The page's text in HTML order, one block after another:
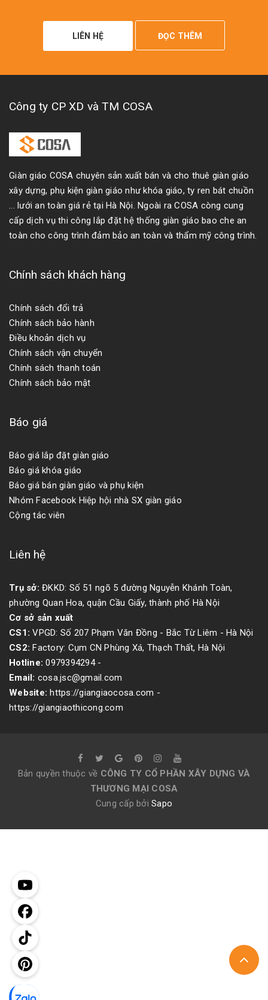
LIÊN HỆ ĐỌC THÊM
Công ty CP XD và TM COSA
Giàn giáo COSA chuyên sản xuất bán và cho thuê giàn giáo
xây dựng, phụ kiện giàn giáo như khóa giáo, ty ren bát chuồn
... lưới an toàn giá rẻ tại Hà Nội. Ngoài ra COSA còng cung
cấp dịch vụ thi công lắp đặt hệ thống giàn giáo bao che an
toàn cho công trình đảm bảo an toàn và thẩm mỹ công trình.
Chính sách khách hàng
Chính sách đổi trả
Chính sách bảo hành
Điều khoản dịch vụ
Chính sách vận chuyển
Chính sách thanh toán
Chính sách bảo mật
Báo giá
Báo giá lắp đặt giàn giáo
Báo giá khóa giáo
Báo giá bán giàn giáo và phụ kiện
Nhóm Facebook Hiệp hội nhà SX giàn giáo
Cộng tác viên
Liên hệ
Trụ sở: ĐKKD: Số 51 ngõ 5 đường Nguyễn Khánh Toàn,
phường Quan Hoa, quận Cầu Giấy, thành phố Hà Nội
Cơ sở sản xuất
CS1: VPGD: Số 207 Phạm Văn Đồng - Bắc Từ Liêm - Hà Nội
CS2: Factory: Cụm CN Phùng Xá, Thạch Thất, Hà Nội
Hotline:0979394294-
Email: cosa.jsc@gmail.com
Website: https://giangiaocosa.com -
https://giangiaothicong.com
Bản quyền thuộc về CÔNG TY CỔ PHẦN XÂY DỰNG VÀ
THƯƠNG MẠI COSA
Cung cấp bởiSapo